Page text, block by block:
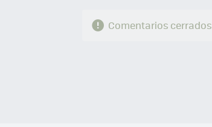
Comentarios cerrados